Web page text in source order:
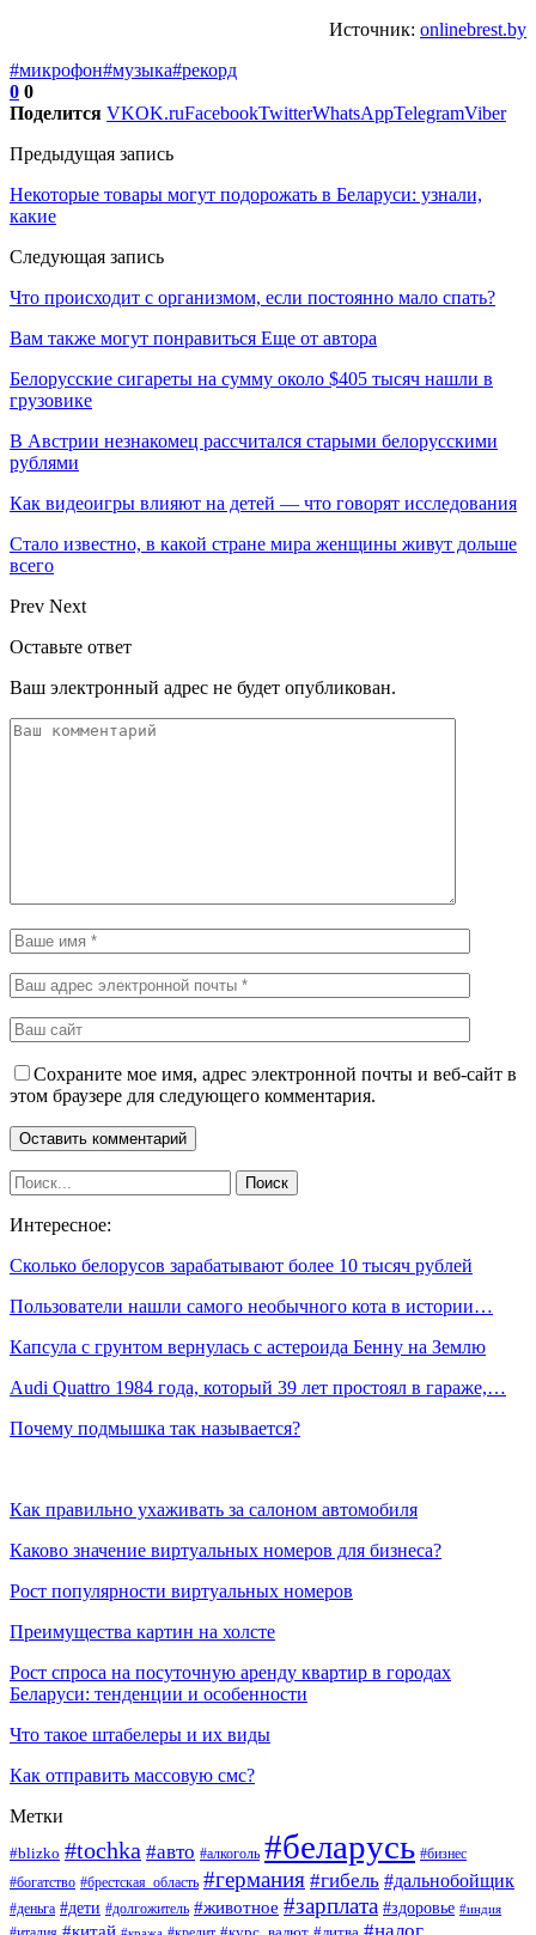
Источник: onlinebrest.by
#микрофон#музыка#рекорд
0 0
Поделится VKOK.ruFacebookTwitterWhatsAppTelegramViber
Предыдущая запись
Некоторые товары могут подорожать в Беларуси: узнали,
какие
Следующая запись
Что происходит с организмом, если постоянно мало спать?
Вам также могут понравиться Еще от автора
Белорусские сигареты на сумму около $405 тысяч нашли в
грузовике
В Австрии незнакомец рассчитался старыми белорусскими
рублями
Как видеоигры влияют на детей — что говорят исследования
Стало известно, в какой стране мира женщины живут дольше
всего
Prev Next
Оставьте ответ
Ваш электронный адрес не будет опубликован.
Сохраните мое имя, адрес электронной почты и веб-сайт в
этом браузере для следующего комментария.
Интересное:
Сколько белорусов зарабатывают более 10 тысяч рублей
Пользователи нашли самого необычного кота в истории…
Капсула с грунтом вернулась с астероида Бенну на Землю
Audi Quattro 1984 года, который 39 лет простоял в гараже,…
Почему подмышка так называется?
Как правильно ухаживать за салоном автомобиля
Каково значение виртуальных номеров для бизнеса?
Рост популярности виртуальных номеров
Преимущества картин на холсте
Рост спроса на посуточную аренду квартир в городах
Беларуси: тенденции и особенности
Что такое штабелеры и их виды
Как отправить массовую смс?
Метки
#blizko #tochka #авто #алкоголь #беларусь #бизнес
#богатство #брестская_область #германия #гибель #дальнобойщик
#деньга #дети #долгожитель #животное #зарплата #здоровье #индия